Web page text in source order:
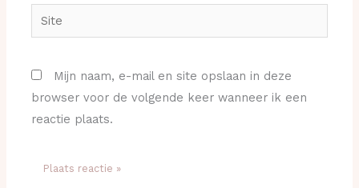
Site
Mijn naam, e-mail en site opslaan in deze
browser voor de volgende keer wanneer ik een
reactie plaats.